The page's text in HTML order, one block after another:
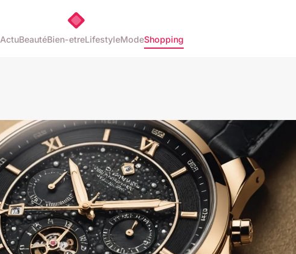
ActuBeautéBien-etreLifestyleModeShopping